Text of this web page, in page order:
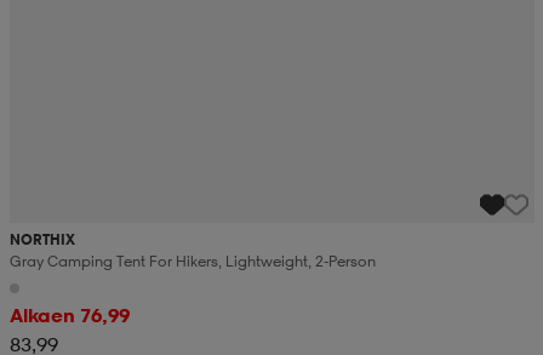
NORTHIX
Gray Camping Tent For Hikers, Lightweight, 2-Person
Alkaen 76,99
83,99